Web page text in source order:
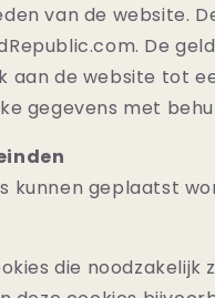
van de website.
De
aan de website tot
gegevens met
kunnen geplaatst
die noodzakelijk